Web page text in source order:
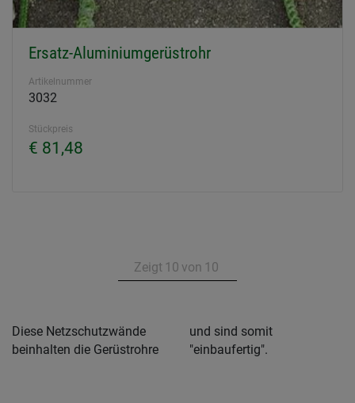
Ersatz-Aluminiumgerüstrohr
Artikelnummer
3032
Stückpreis
€ 81,48
Zeigt 10 von 10
Diese Netzschutzwände
beinhalten die Gerüstrohre
und sind somit
"einbaufertig".